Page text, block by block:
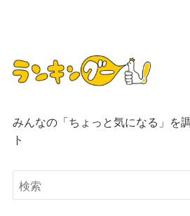
みんなの「ちょっと気になる」を
ト